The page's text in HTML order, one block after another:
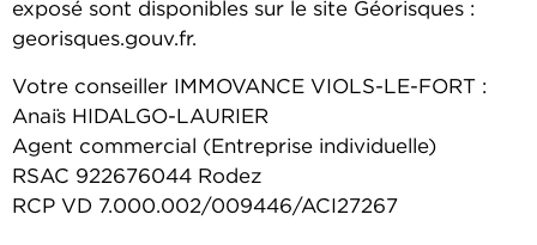
exposé sont disponibles sur le site Géorisques :
georisques.gouv.fr.
Votre conseiller IMMOVANCE VIOLS-LE-FORT :
Anaïs HIDALGO-LAURIER
Agent commercial (Entreprise individuelle)
RSAC 922676044 Rodez
RCP VD 7.000.002/009446/ACI27267